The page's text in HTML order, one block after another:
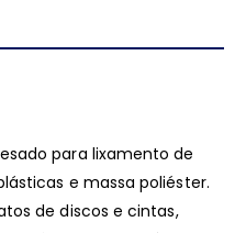
para lixamento de
e massa poliéster.
de discos e cintas,